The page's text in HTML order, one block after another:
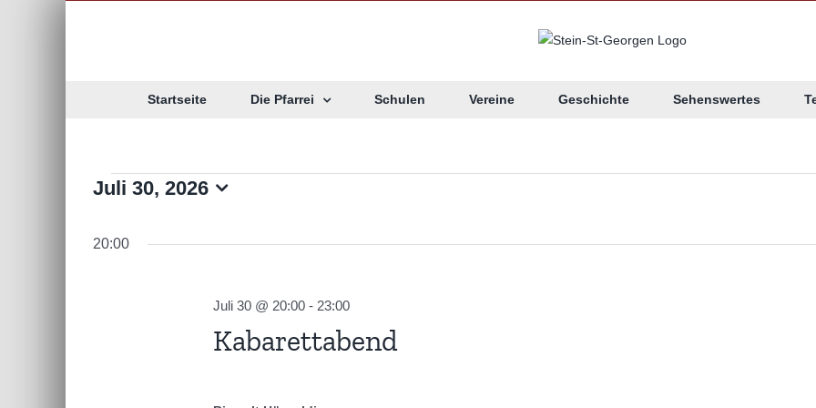
Startseite Die Pfarrei Schulen Vereine Geschichte Sehenswertes
Veranstaltungen
für
Juli 30, 2026
20:00
Kabarettabend
Juli 30 @ 20:00- 23:00